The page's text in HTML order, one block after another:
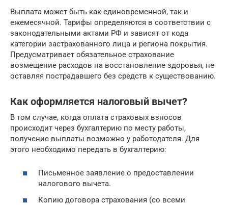
Выплата может быть как единовременной, так и
ежемесячной. Тарифы определяются в соответствии с
законодательными актами РФ и зависят от кода
категории застрахованного лица и региона покрытия.
Предусматривает обязательное страхование
возмещение расходов на восстановление здоровья, не
оставляя пострадавшего без средств к существованию.
Как оформляется налоговый вычет?
В том случае, когда оплата страховых взносов
происходит через бухгалтерию по месту работы,
получение выплаты возможно у работодателя. Для
этого необходимо передать в бухгалтерию:
Письменное заявление о предоставлении
налогового вычета.
Копию договора страхования (со всеми